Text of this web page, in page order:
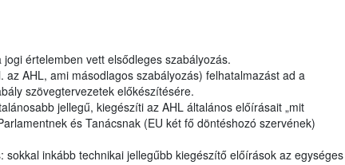
értelemben vett elsődleges szabályozás.
AHL, ami másodlagos szabályozás) felhatalmazást ad a
szövegtervezetek előkészítésére.
jellegű, kiegészíti az AHL általános előírásait „mit
és Tanácsnak (EU két fő döntéshozó szervének)
inkább technikai jellegűbb kiegészítő előírások az egységes